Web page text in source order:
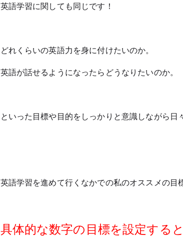
英語学習に関しても同じです！
どれくらいの英語力を身に付けたいのか。
英語が話せるようになったらどうなりたいのか。
といった目標や目的をしっかりと意識しながら日
英語学習を進めて行くなかでの私のオススメの目
具体的な数字の目標を設定する